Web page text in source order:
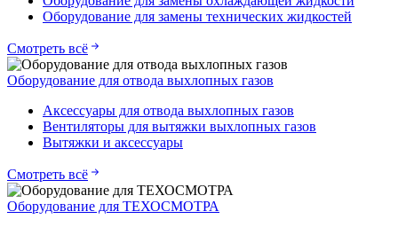
Оборудование для замены технических жидкостей
Смотреть всё
Оборудование для отвода выхлопных газов
Аксессуары для отвода выхлопных газов
Вентиляторы для вытяжки выхлопных газов
Вытяжки и аксессуары
Смотреть всё
Оборудование для ТЕХОСМОТРА